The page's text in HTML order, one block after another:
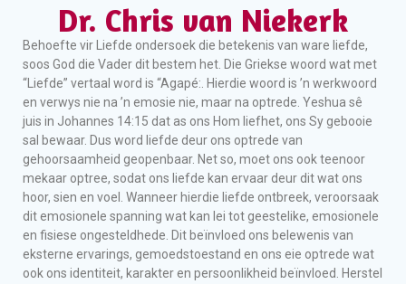
Dr. Chris van Niekerk
Behoefte vir Liefde ondersoek die betekenis van ware liefde,
soos God die Vader dit bestem het. Die Griekse woord wat met
“Liefde” vertaal word is “Agapé:. Hierdie woord is ’n werkwoord
en verwys nie na ’n emosie nie, maar na optrede. Yeshua sê
juis in Johannes 14:15 dat as ons Hom liefhet, ons Sy gebooie
sal bewaar. Dus word liefde deur ons optrede van
gehoorsaamheid geopenbaar. Net so, moet ons ook teenoor
mekaar optree, sodat ons liefde kan ervaar deur dit wat ons
hoor, sien en voel. Wanneer hierdie liefde ontbreek, veroorsaak
dit emosionele spanning wat kan lei tot geestelike, emosionele
en fisiese ongesteldhede. Dit beïnvloed ons belewenis van
eksterne ervarings, gemoedstoestand en ons eie optrede wat
ook ons identiteit, karakter en persoonlikheid beïnvloed. Herstel